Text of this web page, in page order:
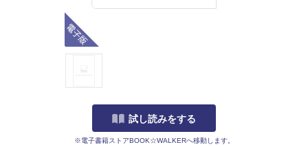
試し読みをする
※電子書籍ストアBOOK☆WALKERへ移動します。